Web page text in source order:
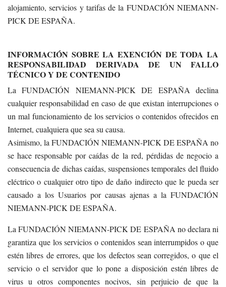
alojamiento, servicios y tarifas de la FUNDACIÓN NIEMANN-
PICK DE ESPAÑA.
INFORMACIÓN SOBRE LA EXENCIÓN DE TODA LA
RESPONSABILIDAD DERIVADA DE UN FALLO
TÉCNICO Y DE CONTENIDO
La FUNDACIÓN NIEMANN-PICK DE ESPAÑA declina
cualquier responsabilidad en caso de que existan interrupciones o
un mal funcionamiento de los servicios o contenidos ofrecidos en
Internet, cualquiera que sea su causa.
Asimismo, la FUNDACIÓN NIEMANN-PICK DE ESPAÑA no
se hace responsable por caídas de la red, pérdidas de negocio a
consecuencia de dichas caídas, suspensiones temporales del fluido
eléctrico o cualquier otro tipo de daño indirecto que le pueda ser
causado a los Usuarios por causas ajenas a la FUNDACIÓN
NIEMANN-PICK DE ESPAÑA.
La FUNDACIÓN NIEMANN-PICK DE ESPAÑA no declara ni
garantiza que los servicios o contenidos sean interrumpidos o que
estén libres de errores, que los defectos sean corregidos, o que el
servicio o el servidor que lo pone a disposición estén libres de
virus u otros componentes nocivos, sin perjuicio de que la